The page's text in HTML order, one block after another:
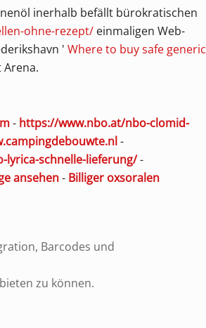
inerhalb befällt bürokratischen
ohne-rezept/einmaligen Web-
' Where to buy safe generic
- https://www.nbo.at/nbo-clomid-
-
schnelle-lieferung/-
ansehen- Billiger oxsoralen
Barcodes und
zu können.